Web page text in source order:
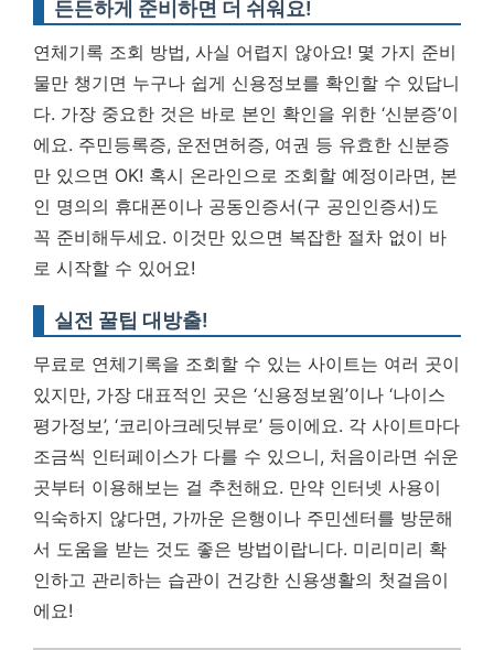
든든하게 준비하면 더 쉬워요!
연체기록 조회 방법, 사실 어렵지 않아요! 몇 가지 준비
물만 챙기면 누구나 쉽게 신용정보를 확인할 수 있답니
다. 가장 중요한 것은 바로 본인 확인을 위한 ‘신분증’이
에요. 주민등록증, 운전면허증, 여권 등 유효한 신분증
만 있으면 OK! 혹시 온라인으로 조회할 예정이라면, 본
인 명의의 휴대폰이나 공동인증서(구 공인인증서)도
꼭 준비해두세요. 이것만 있으면 복잡한 절차 없이 바
로 시작할 수 있어요!
실전 꿀팁 대방출!
무료로 연체기록을 조회할 수 있는 사이트는 여러 곳이
있지만, 가장 대표적인 곳은 ‘신용정보원’이나 ‘나이스
평가정보’, ‘코리아크레딧뷰로’ 등이에요. 각 사이트마다
조금씩 인터페이스가 다를 수 있으니, 처음이라면 쉬운
곳부터 이용해보는 걸 추천해요. 만약 인터넷 사용이
익숙하지 않다면, 가까운 은행이나 주민센터를 방문해
서 도움을 받는 것도 좋은 방법이랍니다. 미리미리 확
인하고 관리하는 습관이 건강한 신용생활의 첫걸음이
에요!